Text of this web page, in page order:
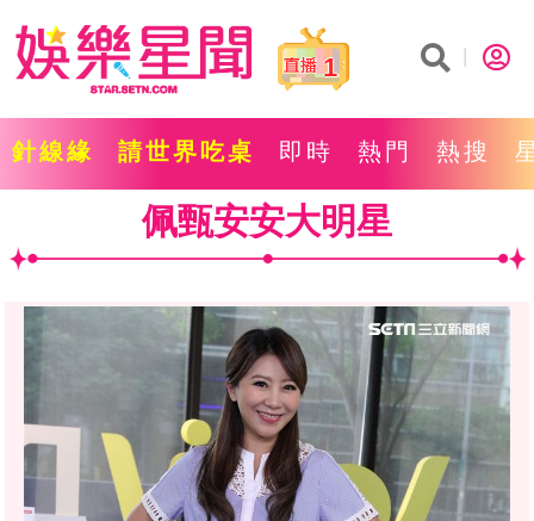
1
針線緣 請世界吃桌 即時 熱門 熱搜
佩甄安安大明星